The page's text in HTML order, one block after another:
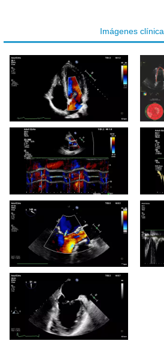
Imágenes
Apical 4 cámaras a color.
y
Imagen en modo M a color
ETE 2D a color